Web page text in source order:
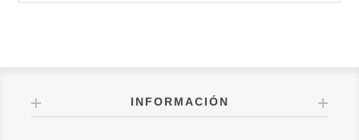
INFORMACIÓN